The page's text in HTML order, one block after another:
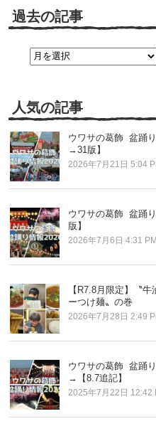
過去の記事
人気の記事
ウワサの葛飾 盆踊
→31版】
2026年7月21日 5:04
ウワサの葛飾 盆踊
版】
2026年7月6日 4:31 PM
【R7.8月限定】〝
ーつけ麺〟の巻
2026年7月28日 2:49
ウワサの葛飾 盆踊
→【8.7追記】
2025年7月22日 12:42